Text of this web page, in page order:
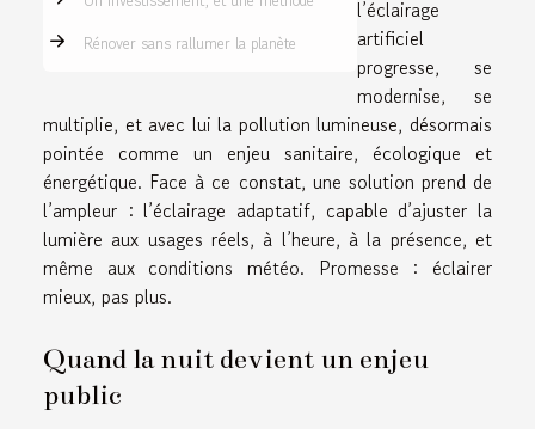
Rénover sans rallumer la planète
l’éclairage
artificiel
progresse, se
modernise, se
multiplie, et avec lui la pollution lumineuse, désormais
pointée comme un enjeu sanitaire, écologique et
énergétique. Face à ce constat, une solution prend de
l’ampleur : l’éclairage adaptatif, capable d’ajuster la
lumière aux usages réels, à l’heure, à la présence, et
même aux conditions météo. Promesse : éclairer
mieux, pas plus.
Quand la nuit devient un enjeu
public